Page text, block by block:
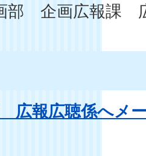
部 企画広報課
広報広聴係へメ